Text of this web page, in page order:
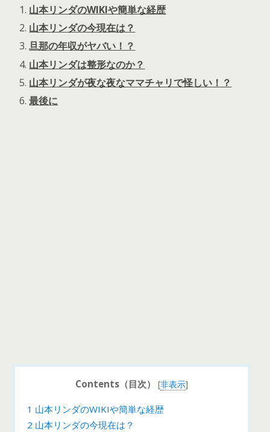
山本リンダのWIKIや簡単な経歴
山本リンダの今現在は？
旦那の年収がヤバい！？
山本リンダは整形なのか？
山本リンダが夜な夜なママチャリで怪しい！？
最後に
Contents（目次） [非表示]
1 山本リンダのWIKIや簡単な経歴
2 山本リンダの今現在は？